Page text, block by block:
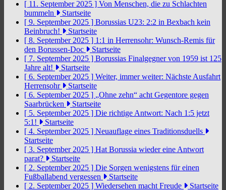
[ 11. September 2025 ] Von Menschen, die zu Schlachten
bummeln
Startseite
[ 9. September 2025 ] Borussias U23: 2:2 in Bexbach kein
Beinbruch!
Startseite
[ 8. September 2025 ] 1:1 in Herrensohr: Wunsch-Remis für
den Borussen-Doc
Startseite
[ 7. September 2025 ] Borussias Finalgegner von 1959 ist 125
Jahre alt!
Startseite
[ 6. September 2025 ] Weiter, immer weiter: Nächste Ausfahrt
Herrensohr
Startseite
[ 6. September 2025 ] „Ohne zehn“ acht Gegentore gegen
Saarbrücken
Startseite
[ 5. September 2025 ] Die richtige Antwort: Nach 1:5 jetzt
5:1!
Startseite
[ 4. September 2025 ] Neuauflage eines Traditionsduells
Startseite
[ 3. September 2025 ] Hat Borussia wieder eine Antwort
parat?
Startseite
[ 2. September 2025 ] Die Sorgen wenigstens für einen
Fußballabend vergessen
Startseite
[ 2. September 2025 ] Wiedersehen macht Freude
Startseite